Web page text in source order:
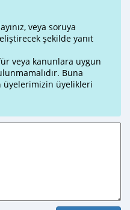
veya soruya
şekilde yanıt
veya kanunlara uygun
Buna
üyelerimizin üyelikleri